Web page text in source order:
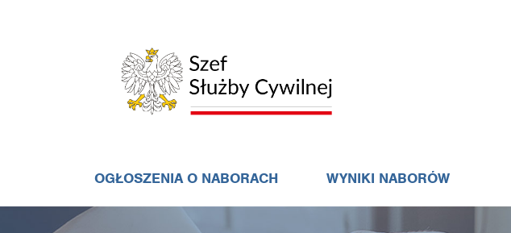
OGŁOSZENIA O NABORACH WYNIKI NABORÓW